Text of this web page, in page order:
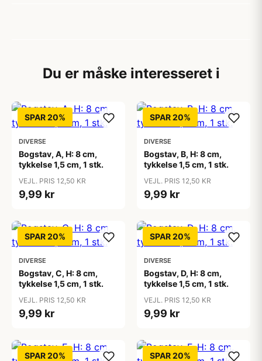
Du er måske interesseret i
SPAR 20%
DIVERSE
Bogstav, A, H: 8 cm,
tykkelse 1,5 cm, 1 stk.
VEJL. PRIS 12,50 KR
9,99 kr
SPAR 20%
DIVERSE
Bogstav, B, H: 8 cm,
tykkelse 1,5 cm, 1 stk.
VEJL. PRIS 12,50 KR
9,99 kr
SPAR 20%
DIVERSE
Bogstav, C, H: 8 cm,
tykkelse 1,5 cm, 1 stk.
VEJL. PRIS 12,50 KR
9,99 kr
SPAR 20%
DIVERSE
Bogstav, D, H: 8 cm,
tykkelse 1,5 cm, 1 stk.
VEJL. PRIS 12,50 KR
9,99 kr
SPAR 20% SPAR 20%